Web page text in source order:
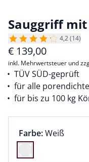
Sauggriff
4,2 (14)
€ 139,00
inkl. Mehrwertsteuer und
TÜV SÜD-geprüft
für alle
für bis zu 100 kg
Farbauswahl:
Farbe:aktuell
Weiß